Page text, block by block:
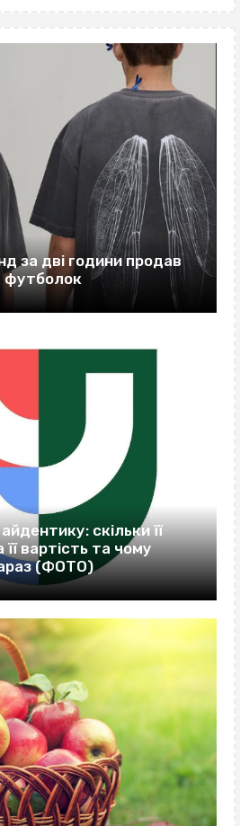
за дві години продав
футболок
скільки її
вартість та чому
(ФОТО)